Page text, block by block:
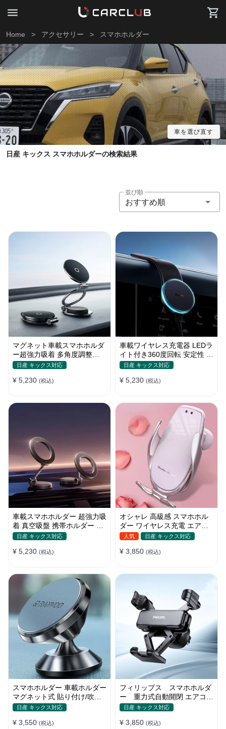
Home > アクセサリー > スマホホルダー
車を選び直す
日産 キックス スマホホルダーの検索結果
並び順
おすすめ順
マグネット車載スマホホルダ
ー超強力吸着 多角度調整
360°回転な台座 車用ホルダ
定 落ちない 全機種対応
日産 キックス対応
¥ 5,230 (税込)
車載ワイヤレス充電器 LEDラ
イト付き360度回転 安定性 粘
着ゲル吸盤＆エアコン吹き出
けワイヤレス充電 スマホホル
日産 キックス対応
¥ 5,230 (税込)
車載スマホホルダー 超強力吸
着 真空吸盤 携帯ホルダー 多
角度調整 360°回転な台座 車
手操作 カー用品 全機種対応
日産 キックス対応
¥ 5,230 (税込)
オシャレ 高級感 スマホホル
ダー ワイヤレス充電 エアコ
ン吹き出し口/ 吸盤タイプ 女
人気 日産 キックス対応
¥ 3,850 (税込)
スマホホルダー 車載ホルダー
マグネット式 貼り付け/吹き
出し口 合金 多機種対応
日産 キックス対応
¥ 3,550 (税込)
フィリップス スマホホルダ
ー 重力式自動開閉 エアコン
吹き出し口用 クリップ式 車
日産 キックス対応
¥ 3,850 (税込)